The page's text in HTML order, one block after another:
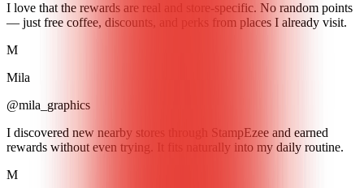
I love that the rewards are real and store-specific. No random points
— just free coffee, discounts, and perks from places I already visit.
M
Mila
@mila_graphics
I discovered new nearby stores through StampEzee and earned
rewards without even trying. It fits naturally into my daily routine.
M